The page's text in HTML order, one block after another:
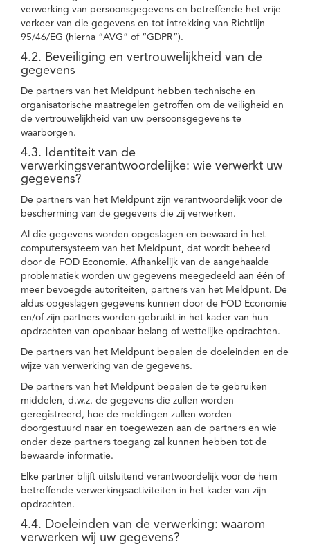
verwerking van persoonsgegevens en betreffende het vrije
verkeer van die gegevens en tot intrekking van Richtlijn
95/46/EG (hierna “AVG” of “GDPR”).
4.2. Beveiliging en vertrouwelijkheid van de
gegevens
De partners van het Meldpunt hebben technische en
organisatorische maatregelen getroffen om de veiligheid en
de vertrouwelijkheid van uw persoonsgegevens te
waarborgen.
4.3. Identiteit van de
verwerkingsverantwoordelijke: wie verwerkt uw
gegevens?
De partners van het Meldpunt zijn verantwoordelijk voor de
bescherming van de gegevens die zij verwerken.
Al die gegevens worden opgeslagen en bewaard in het
computersysteem van het Meldpunt, dat wordt beheerd
door de FOD Economie. Afhankelijk van de aangehaalde
problematiek worden uw gegevens meegedeeld aan één of
meer bevoegde autoriteiten, partners van het Meldpunt. De
aldus opgeslagen gegevens kunnen door de FOD Economie
en/of zijn partners worden gebruikt in het kader van hun
opdrachten van openbaar belang of wettelijke opdrachten.
De partners van het Meldpunt bepalen de doeleinden en de
wijze van verwerking van de gegevens.
De partners van het Meldpunt bepalen de te gebruiken
middelen, d.w.z. de gegevens die zullen worden
geregistreerd, hoe de meldingen zullen worden
doorgestuurd naar en toegewezen aan de partners en wie
onder deze partners toegang zal kunnen hebben tot de
bewaarde informatie.
Elke partner blijft uitsluitend verantwoordelijk voor de hem
betreffende verwerkingsactiviteiten in het kader van zijn
opdrachten.
4.4. Doeleinden van de verwerking: waarom
verwerken wij uw gegevens?